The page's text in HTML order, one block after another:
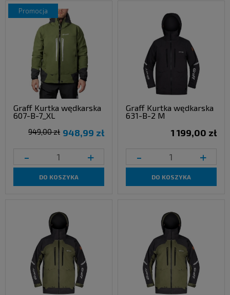
Graff Kurtka wędkarska
607-B-7_XL
948,99 zł
949,00 zł
- +
DO KOSZYKA
promocja
Graff Kurtka wędkarska
631-B-2 M
1 199,00 zł
- +
DO KOSZYKA